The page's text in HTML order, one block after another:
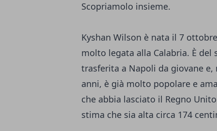
Scopriamolo insieme.
Kyshan Wilson è nata il 7
molto legata alla Calabria. È del
trasferita a Napoli da giovane
anni, è già molto popolare e
che abbia lasciato il Regno
stima che sia alta circa 174